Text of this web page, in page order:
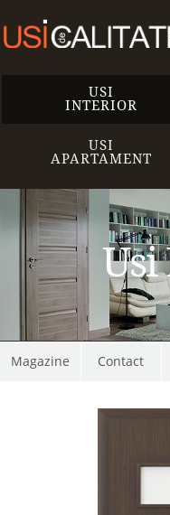
USI
INTERIOR
USI
APARTAMENT
Magazine Contact